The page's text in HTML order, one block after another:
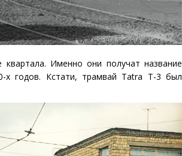
Именно они получат название
х годов. Кстати, трамвай Tatra Т-3 был